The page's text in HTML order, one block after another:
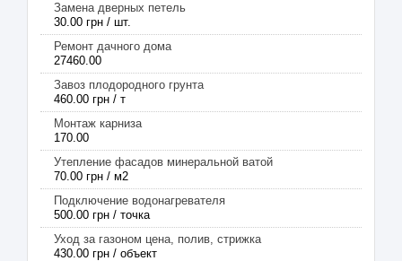
Замена дверных петель
30.00 грн / шт.
Ремонт дачного дома
27460.00
Завоз плодородного грунта
460.00 грн / т
Монтаж карниза
170.00
Утепление фасадов минеральной ватой
70.00 грн / м2
Подключение водонагревателя
500.00 грн / точка
Уход за газоном цена, полив, стрижка
430.00 грн / объект